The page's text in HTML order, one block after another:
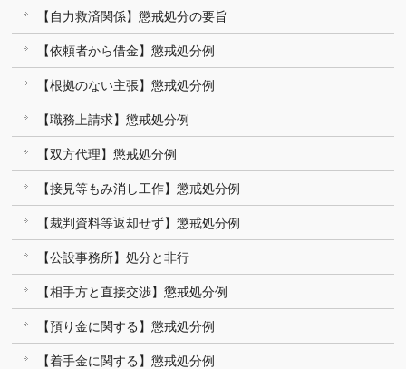
【自力救済関係】懲戒処分の要旨
【依頼者から借金】懲戒処分例
【根拠のない主張】懲戒処分例
【職務上請求】懲戒処分例
【双方代理】懲戒処分例
【接見等もみ消し工作】懲戒処分例
【裁判資料等返却せず】懲戒処分例
【公設事務所】処分と非行
【相手方と直接交渉】懲戒処分例
【預り金に関する】懲戒処分例
【着手金に関する】懲戒処分例